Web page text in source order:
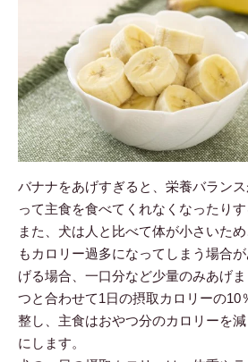
バナナをあげすぎると、栄養バラン
って主食を食べてくれなくなったりす
また、犬は人と比べて体が小さいた
もカロリー過多になってしまう場合
げる場合、一口分など少量のみあげ
つと合わせて1日の摂取カロリーの10
整し、主食はおやつ分のカロリーを
にします。